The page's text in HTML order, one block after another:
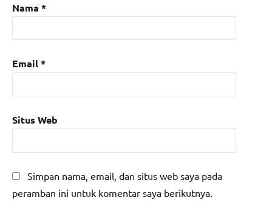
Nama *
Email*
Situs Web
Simpan nama, email, dan situs web saya pada
peramban ini untuk komentar saya berikutnya.